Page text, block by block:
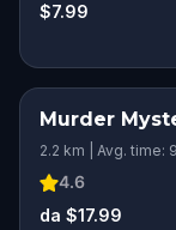
$7.99
Murder
2.2 km | Avg. time:
4.6
da $17.99